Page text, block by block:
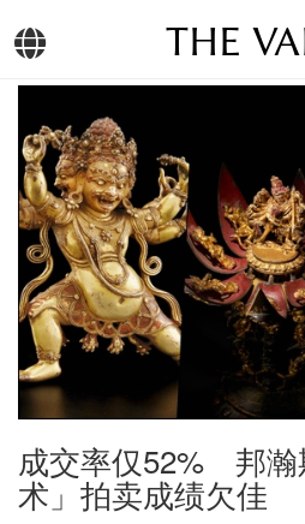
THE
成交率仅52% 邦瀚
术」拍卖成绩欠佳